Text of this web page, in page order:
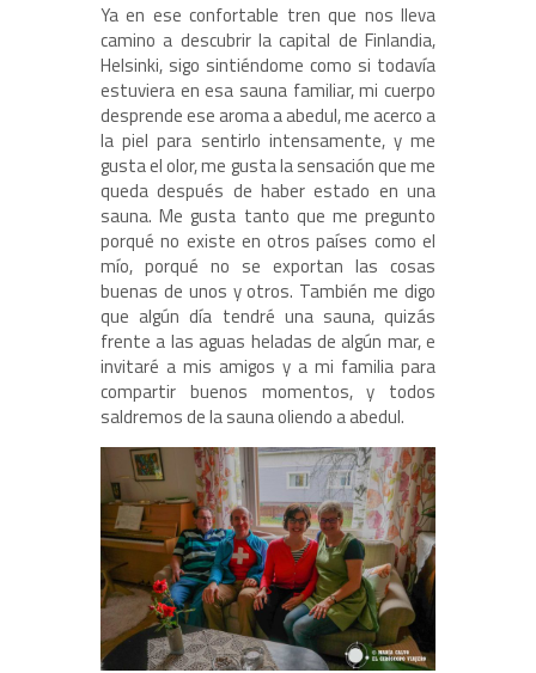
Ya en ese confortable tren que nos lleva
camino a descubrir la capital de Finlandia,
Helsinki, sigo sintiéndome como si todavía
estuviera en esa sauna familiar, mi cuerpo
desprende ese aroma a abedul, me acerco a
la piel para sentirlo intensamente, y me
gusta el olor, me gusta la sensación que me
queda después de haber estado en una
sauna. Me gusta tanto que me pregunto
porqué no existe en otros países como el
mío, porqué no se exportan las cosas
buenas de unos y otros. También me digo
que algún día tendré una sauna, quizás
frente a las aguas heladas de algún mar, e
invitaré a mis amigos y a mi familia para
compartir buenos momentos, y todos
saldremos de la sauna oliendo a abedul.